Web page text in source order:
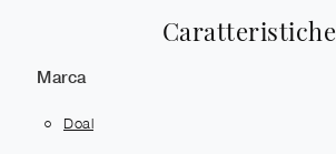
Caratteristiche
Marca
Doal